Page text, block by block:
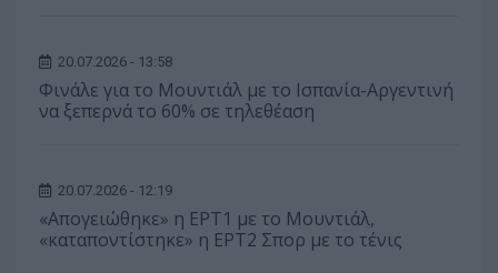
20.07.2026 - 13:58
Φινάλε για το Μουντιάλ με το Ισπανία-Αργεντινή
να ξεπερνά το 60% σε τηλεθέαση
20.07.2026 - 12:19
«Απογειώθηκε» η ΕΡΤ1 με το Μουντιάλ,
«καταποντίστηκε» η ΕΡΤ2 Σπορ με το τένις